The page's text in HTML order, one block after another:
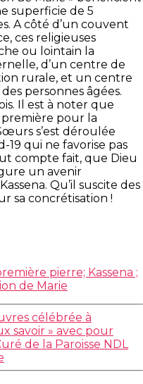
superficie de 5
A côté d’un couvent
ces religieuses
ou lointain la
d’un centre de
rurale, et un centre
personnes âgées.
Il est à noter que
pour la
s’est déroulée
19 qui ne favorise pas
compte fait, que Dieu
un avenir
Qu’il suscite des
sa concrétisation !
pierre; Kassena ;
de Marie
célébrée à
savoir » avec pour
de la Paroisse NDL